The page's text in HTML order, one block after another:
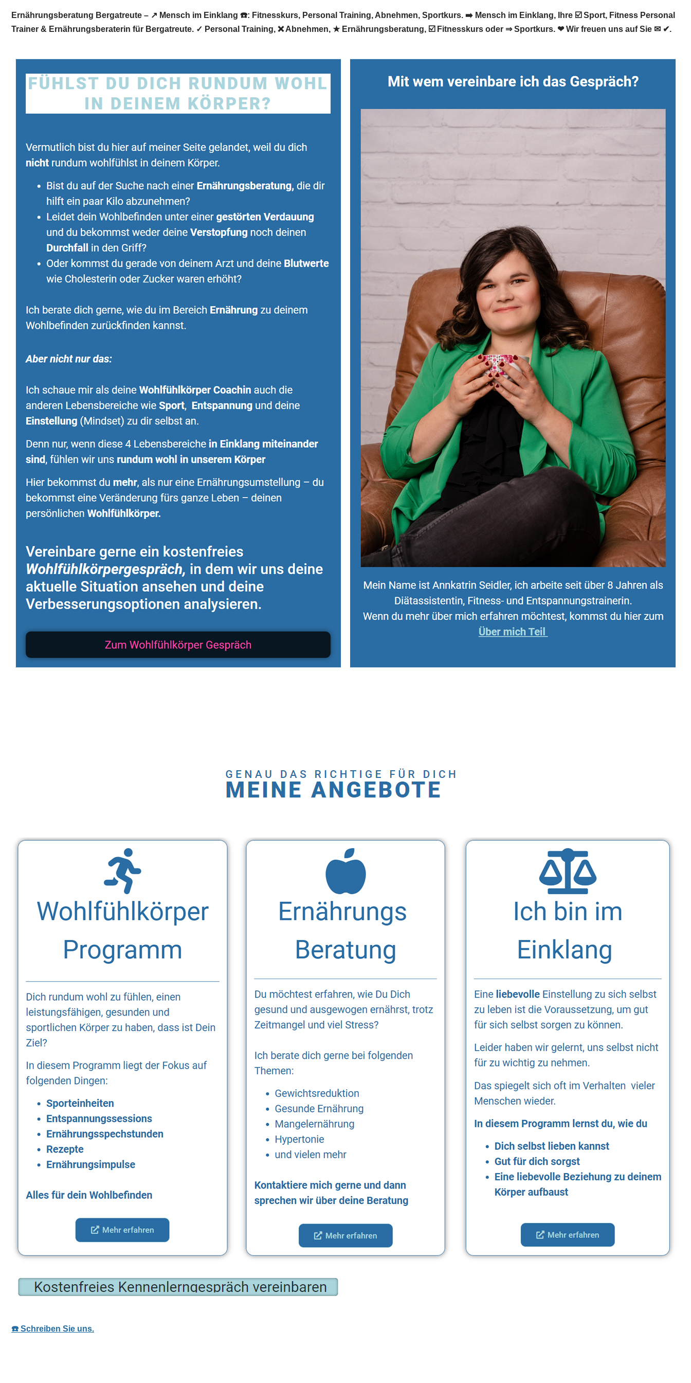
Ernährungsberatung Bergatreute – ↗️ Mensch im Einklang ☎️: Fitnesskurs, Personal Training, Abnehmen, Sportkurs. ➡️ Mensch im Einklang, Ihre ☑️ Sport, Fitness Personal
Trainer & Ernährungsberaterin für Bergatreute. ✓ Personal Training, ❌ Abnehmen, ★ Ernährungsberatung, ☑️ Fitnesskurs oder ⇒ Sportkurs. ❤ Wir freuen uns auf Sie ✉ ✔.
☎️ Schreiben Sie uns.